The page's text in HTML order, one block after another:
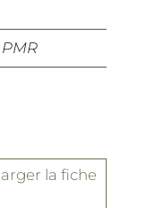
PMR
la fiche